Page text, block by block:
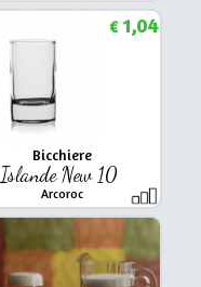
Bicchiere
Islande New 10
Arcoroc
€1,04